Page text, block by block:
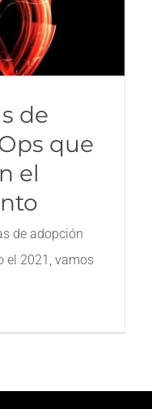
de
que
el
de adopción
el 2021, vamos